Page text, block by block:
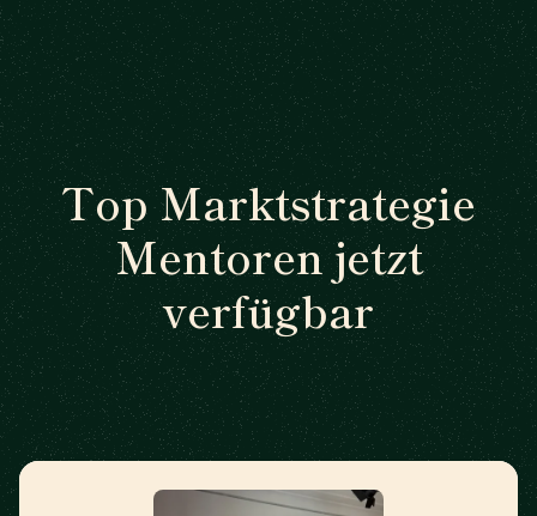
Top Marktstrategie
Mentoren jetzt
verfügbar